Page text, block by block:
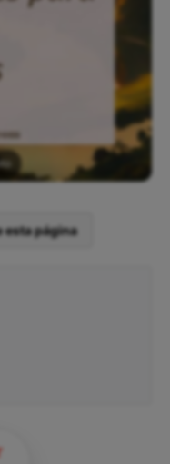
esta página